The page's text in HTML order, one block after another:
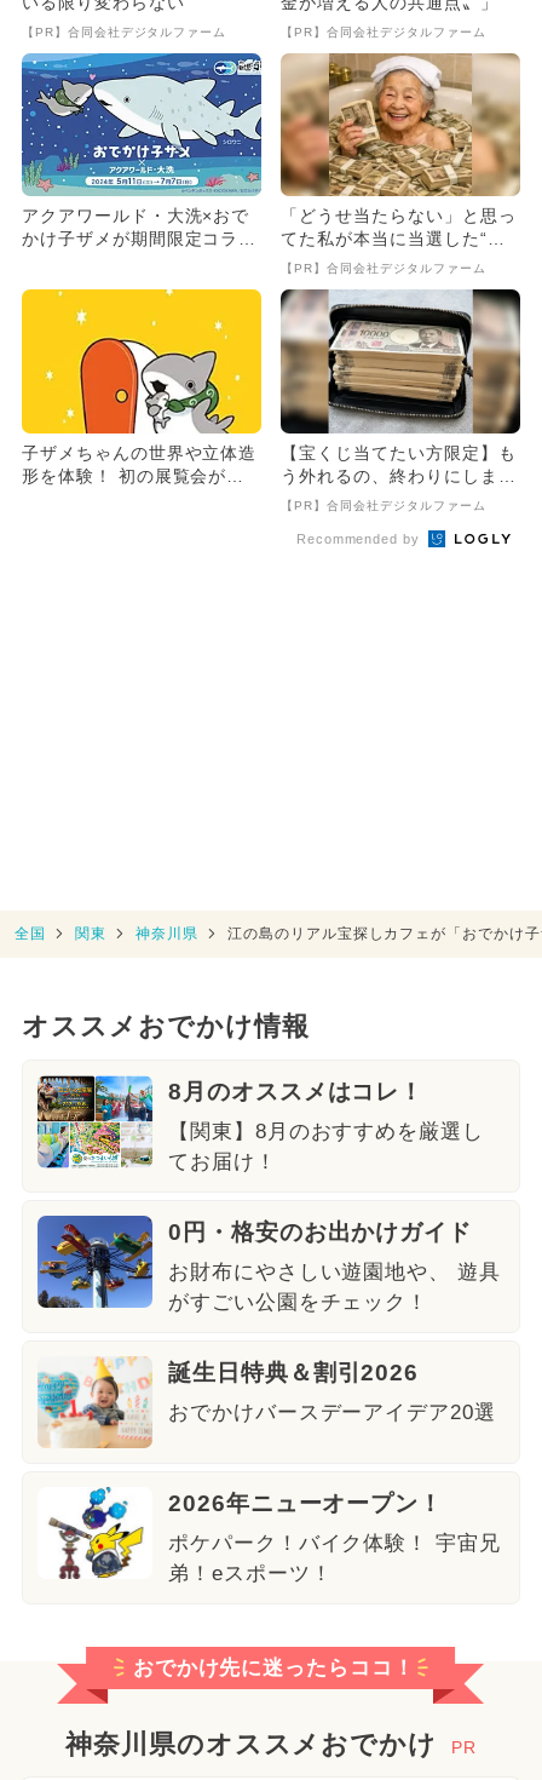
【PR】合同会社デジタルファーム 【PR】合同会社デジタルファーム
アクアワールド・大洗×おで
かけ子ザメが期間限定コラ
集合
「どうせ当たらない」と思っ
てた私が本当に当選した“買
い方”がこれ
【PR】合同会社デジタルファーム
子ザメちゃんの世界や立体造
形を体験！ 初の展覧会が松
【宝くじ当てたい方限定】も
う外れるの、終わりにしませ
んか
【PR】合同会社デジタルファーム
Recommended by
全国 関東 神奈川県 江の島のリアル宝探しカフェが「おでかけ
オススメおでかけ情報
8月のオススメはコレ！
【関東】8月のおすすめを厳選し
てお届け！
0円・格安のお出かけガイド
お財布にやさしい遊園地や、 遊具
がすごい公園をチェック！
誕生日特典＆割引2026
おでかけバースデーアイデア20選
2026年ニューオープン！
ポケパーク！バイク体験！ 宇宙兄
弟！eスポーツ！
おでかけ先に迷ったらココ！
神奈川県のオススメおでかけ PR